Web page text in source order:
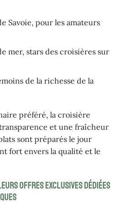
Savoie, pour les amateurs
mer, stars des croisières sur
de la richesse de la
préféré, la croisière
et une fraîcheur
sont préparés le jour
fort envers la qualité et le
offres exclusives dédiées